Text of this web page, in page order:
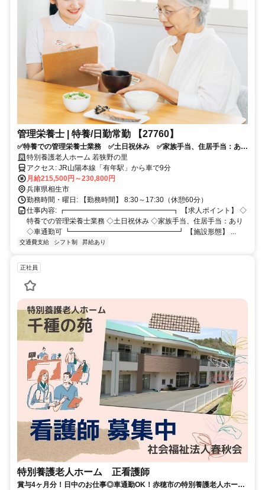
管理栄養士 | 特養/日勤常勤 【27760】
✅特養での管理栄養士業務 ✅土日祝休み ✅家族手当、住居手当：あ
り ✅車通勤可
特別養護老人ホーム 若狭野の里
アクセス: JR山陽本線「有年駅」から車で9分
月給215,500円～230,800円
兵庫県相生市
勤務時間・曜日: 【勤務時間】 8:30～17:30（休憩60分）
仕事内容: ┏━━━━━━━━━━━━━━━┓ 【求人ポイント】 ◇
特養での管理栄養士業務 ◇土日祝休み ◇家族手当、住居手当：あり
◇車通勤可 ┗━━━━━━━━━━━━━━━┛ 【施設形態】 ...
交通費支給 シフト制 昇給あり
正社員
特別養護老人ホーム 正看護師
賞与4ヶ月分！日中のお仕事◎車通勤OK！赤穂市の特別養護老人ホーム